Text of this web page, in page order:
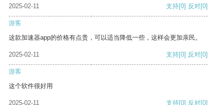
2025-02-11 支持[0] 反对[0]
游客
这款加速器app的价格有点贵，可以适当降低一些，这样会更加亲民。
2025-02-11 支持[0] 反对[0]
游客
这个软件很好用
2025-02-11 支持[0] 反对[0]